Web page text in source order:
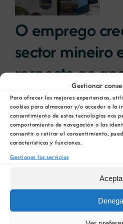
Gestionar
Para ofrecer las mejores experiencias,
cookies para almacenar y/o acceder a la
consentimiento de estas tecnologías nos
comportamiento de navegación o las
consentir o retirar el consentimiento,
características y funciones.
Gestionar los servicios
debatir sobre el
gallego
O emprego
sector mineiro
respecto ao
1 julio, 2018
Despois de tres anos á
creou emprego en 2016,
postos de traballo, 390
anterior. Con todo, o
283 o pasado ano, e